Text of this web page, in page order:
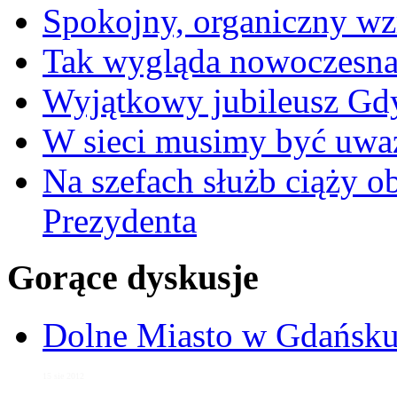
Spokojny, organiczny
Tak wygląda
Wyjątkowy jubileusz
W sieci musimy być
Na szefach służb ciąży
Prezydenta
Gorące dyskusje
Dolne Miasto w